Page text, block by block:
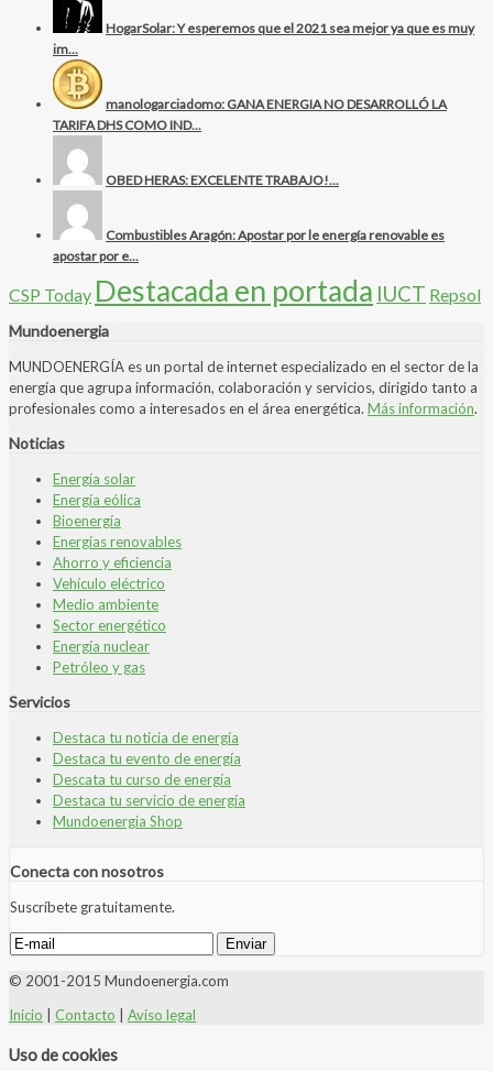
HogarSolar: Y esperemos que el 2021 sea mejor ya que es muy
im...
manologarciadomo: GANA ENERGIA NO DESARROLLÓ LA
TARIFA DHS COMO IND...
OBED HERAS: EXCELENTE TRABAJO!...
Combustibles Aragón: Apostar por le energía renovable es
apostar por e...
CSP Today Destacada en portada IUCT Repsol
Mundoenergia
MUNDOENERGÍA es un portal de internet especializado en el sector de la
energía que agrupa información, colaboración y servicios, dirigido tanto a
profesionales como a interesados en el área energética. Más información.
Noticias
Energía solar
Energía eólica
Bioenergía
Energías renovables
Ahorro y eficiencia
Vehículo eléctrico
Medio ambiente
Sector energético
Energía nuclear
Petróleo y gas
Servicios
Destaca tu noticia de energía
Destaca tu evento de energía
Descata tu curso de energía
Destaca tu servicio de energía
Mundoenergia Shop
Conecta con nosotros
Suscríbete gratuitamente.
© 2001-2015 Mundoenergia.com
Inicio
Contacto Aviso legal
Uso de cookies